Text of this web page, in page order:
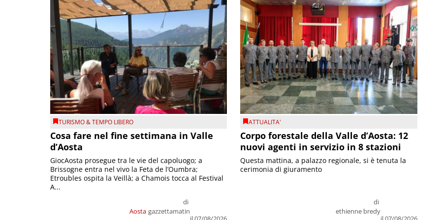
TURISMO & TEMPO LIBERO
Cosa fare nel fine settimana in Valle
d’Aosta
Aosta
di
gazzettamatin
GiocAosta prosegue tra le vie del capoluogo; a
Brissogne entra nel vivo la Feta de l’Oumbra;
Etroubles ospita la Veillà; a Chamois tocca al Festival
A...
ATTUALITA'
Corpo forestale della Valle d’Aosta: 12
nuovi agenti in servizio in 8 stazioni
di
ethienne bredy
Questa mattina, a palazzo regionale, si è tenuta la
cerimonia di giuramento